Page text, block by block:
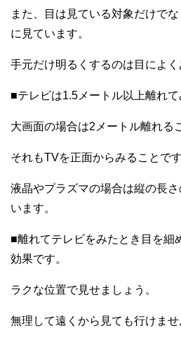
また、目は見ている対象だけで
に見ています。
手元だけ明るくするのは目によく
■テレビは1.5メートル以上離れて
大画面の場合は2メートル離れる
それもTVを正面からみることです
液晶やプラズマの場合は縦の長
います。
■離れてテレビをみたとき目を細
効果です。
ラクな位置で見せましょう。
無理して遠くから見ても行けませ